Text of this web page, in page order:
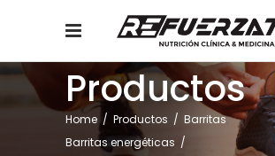
Productos
Home / Productos / Barritas,
Barritas energéticas /